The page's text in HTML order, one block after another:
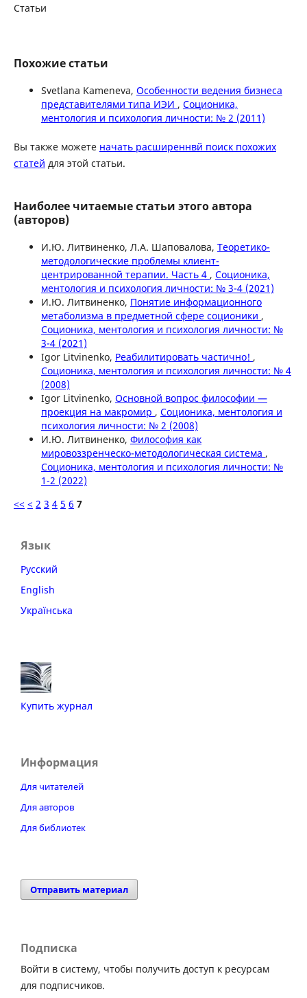
Статьи
Похожие статьи
Svetlana Kameneva, Особенности ведения бизнеса
представителями типа ИЭИ , Соционика,
ментология и психология личности: № 2 (2011)
Вы также можете начать расширеннвй поиск похожих
статей для этой статьи.
Наиболее читаемые статьи этого автора
(авторов)
И.Ю. Литвиненко, Л.А. Шаповалова, Теоретико-
методологические проблемы клиент-
центрированной терапии. Часть 4 , Соционика,
ментология и психология личности: № 3-4 (2021)
И.Ю. Литвиненко, Понятие информационного
метаболизма в предметной сфере соционики ,
Соционика, ментология и психология личности: №
3-4 (2021)
Igor Litvinenko, Реабилитировать частично! ,
Соционика, ментология и психология личности: № 4
(2008)
Igor Litvinenko, Основной вопрос философии —
проекция на макромир , Соционика, ментология и
психология личности: № 2 (2008)
И.Ю. Литвиненко, Философия как
мировоззренческо-методологическая система ,
Соционика, ментология и психология личности: №
1-2 (2022)
<< < 2 3 4 5 6 7
Язык
Русский
English
Українська
Купить журнал
Информация
Для читателей
Для авторов
Для библиотек
Отправить материал
Подписка
Войти в систему, чтобы получить доступ к ресурсам
для подписчиков.